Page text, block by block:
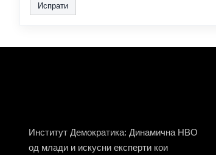
Испрати
Институт Демократика: Динамична НВО
од млади и искусни експерти кои